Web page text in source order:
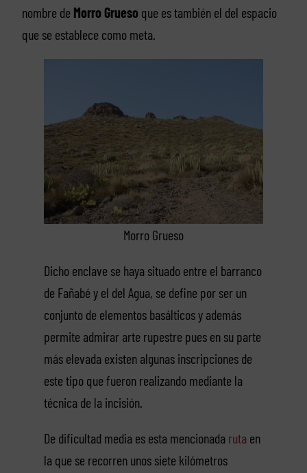
nombre de Morro Grueso que es también el del espacio
que se establece como meta.
Morro Grueso
Dicho enclave se haya situado entre el barranco
de Fañabé y el del Agua, se define por ser un
conjunto de elementos basálticos y además
permite admirar arte rupestre pues en su parte
más elevada existen algunas inscripciones de
este tipo que fueron realizando mediante la
técnica de la incisión.
De dificultad media es esta mencionada ruta en
la que se recorren unos siete kilómetros